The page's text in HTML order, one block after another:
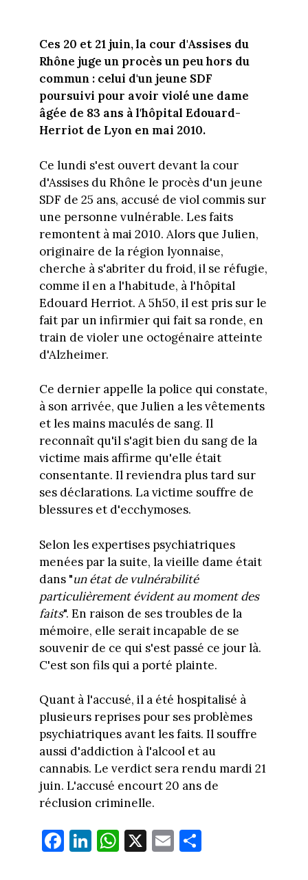
Ces 20 et 21 juin, la cour d'Assises du
Rhône juge un procès un peu hors du
commun : celui d'un jeune SDF
poursuivi pour avoir violé une dame
âgée de 83 ans à l'hôpital Edouard-
Herriot de Lyon en mai 2010.
Ce lundi s'est ouvert devant la cour
d'Assises du Rhône le procès d'un jeune
SDF de 25 ans, accusé de viol commis sur
une personne vulnérable. Les faits
remontent à mai 2010. Alors que Julien,
originaire de la région lyonnaise,
cherche à s'abriter du froid, il se réfugie,
comme il en a l'habitude, à l'hôpital
Edouard Herriot. A 5h50, il est pris sur le
fait par un infirmier qui fait sa ronde, en
train de violer une octogénaire atteinte
d'Alzheimer.
Ce dernier appelle la police qui constate,
à son arrivée, que Julien a les vêtements
et les mains maculés de sang. Il
reconnaît qu'il s'agit bien du sang de la
victime mais affirme qu'elle était
consentante. Il reviendra plus tard sur
ses déclarations. La victime souffre de
blessures et d'ecchymoses.
Selon les expertises psychiatriques
menées par la suite, la vieille dame était
dans "un état de vulnérabilité
particulièrement évident au moment des
faits". En raison de ses troubles de la
mémoire, elle serait incapable de se
souvenir de ce qui s'est passé ce jour là.
C'est son fils qui a porté plainte.
Quant à l'accusé, il a été hospitalisé à
plusieurs reprises pour ses problèmes
psychiatriques avant les faits. Il souffre
aussi d'addiction à l'alcool et au
cannabis. Le verdict sera rendu mardi 21
juin. L'accusé encourt 20 ans de
réclusion criminelle.
Fa
ce
Li
nk
W
ha
X E
m
Pa